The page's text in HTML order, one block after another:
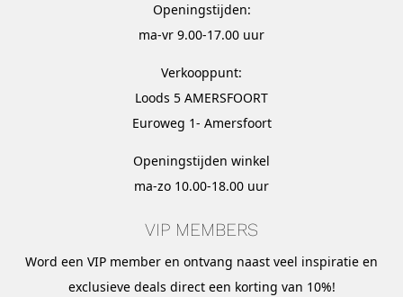
Openingstijden:
ma-vr 9.00-17.00 uur
Verkooppunt:
Loods 5 AMERSFOORT
Euroweg 1- Amersfoort
Openingstijden winkel
ma-zo 10.00-18.00 uur
VIP MEMBERS
Word een VIP member en ontvang naast veel inspiratie en
exclusieve deals direct een korting van 10%!